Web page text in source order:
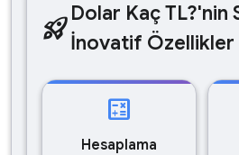
rocket_launchDolar Kaç TL?'nin
İnovatif Özellikler
calculate
Hesaplama